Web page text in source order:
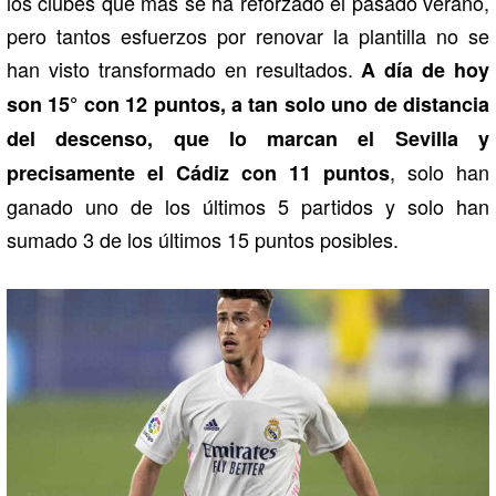
pero tantos esfuerzos por renovar la plantilla no se
han visto transformado en resultados. A día de hoy
son 15° con 12 puntos, a tan solo uno de distancia
del descenso, que lo marcan el Sevilla y
precisamente el Cádiz con 11 puntos, solo han
ganado uno de los últimos 5 partidos y solo han
sumado 3 de los últimos 15 puntos posibles.